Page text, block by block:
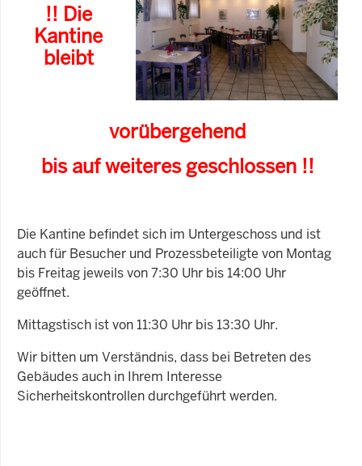
!! Die
Kantine
bleibt
vorübergehend
bis auf weiteres geschlossen !!
Die Kantine befindet sich im Untergeschoss und ist
auch für Besucher und Prozessbeteiligte von Montag
bis Freitag jeweils von 7:30 Uhr bis 14:00 Uhr
geöffnet.
Mittagstisch ist von 11:30 Uhr bis 13:30 Uhr.
Wir bitten um Verständnis, dass bei Betreten des
Gebäudes auch in Ihrem Interesse
Sicherheitskontrollen durchgeführt werden.